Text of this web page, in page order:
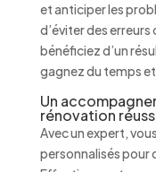
et anticiper les
d’éviter des
bénéficiez d’un
gagnez du temps
Un
rénovation
Avec un expert,
personnalisés pour